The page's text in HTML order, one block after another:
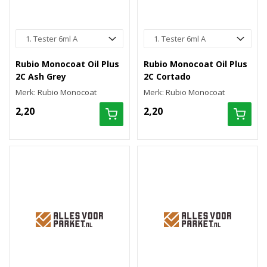
Rubio Monocoat Oil Plus
2C Ash Grey
Merk: Rubio Monocoat
2,20
Rubio Monocoat Oil Plus
2C Cortado
Merk: Rubio Monocoat
2,20